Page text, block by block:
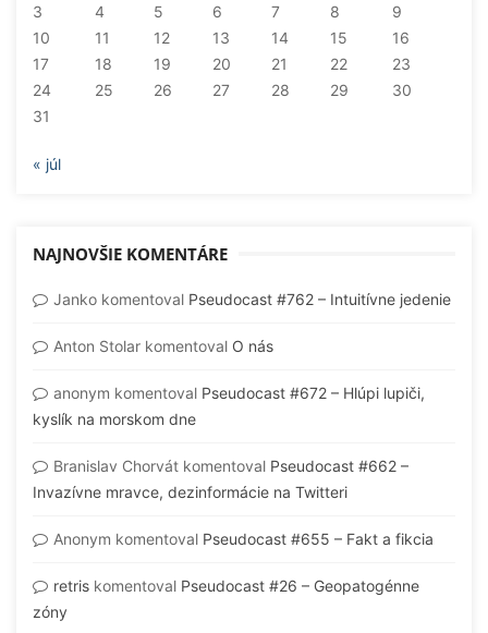
3
4 5 6 7 8
9
10
11 12 13 14 15
16
17
18 19 20 21 22
23
24
25 26 27 28 29
30
31
« júl
NAJNOVŠIE KOMENTÁRE
Janko komentoval Pseudocast #762 – Intuitívne jedenie
Anton Stolar komentoval O nás
anonym komentoval Pseudocast #672 – Hlúpi lupiči,
kyslík na morskom dne
Branislav Chorvát komentoval Pseudocast #662 –
Invazívne mravce, dezinformácie na Twitteri
Anonym komentoval Pseudocast #655 – Fakt a fikcia
retris komentoval Pseudocast #26 – Geopatogénne
zóny